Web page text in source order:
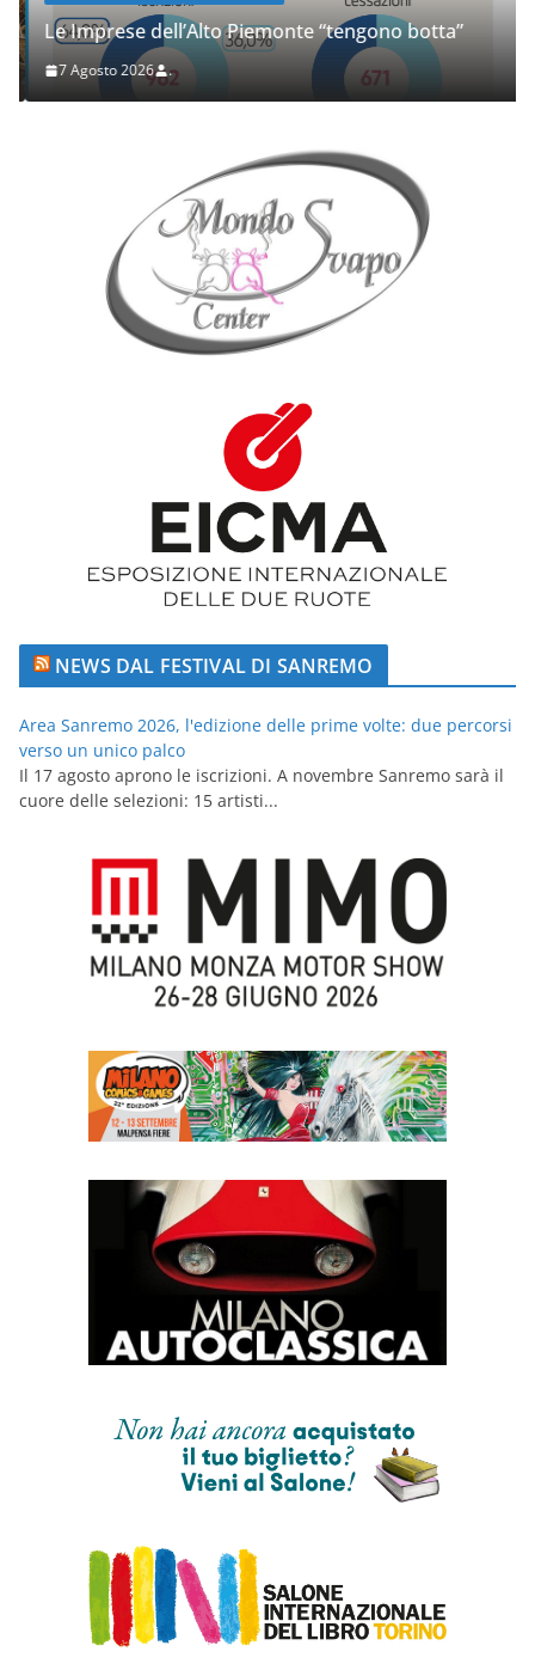
Le Imprese dell’Alto Piemonte “tengono botta”
7 Agosto 2026 .
NEWS DAL FESTIVAL DI SANREMO
Area Sanremo 2026, l'edizione delle prime volte: due percorsi
verso un unico palco
Il 17 agosto aprono le iscrizioni. A novembre Sanremo sarà il
cuore delle selezioni: 15 artisti...